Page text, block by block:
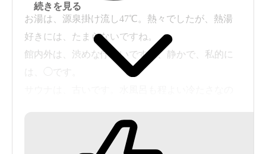
お湯は、源泉掛け流し47℃。熱々でしたが、熱湯
好きには、たまらないですね。
館内外は、渋めな佇まいですが、静かで、私的に
は、◯です。
続きを見る